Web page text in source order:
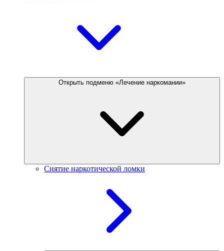
Открыть подменю «Лечение наркомании»
Снятие наркотической ломки